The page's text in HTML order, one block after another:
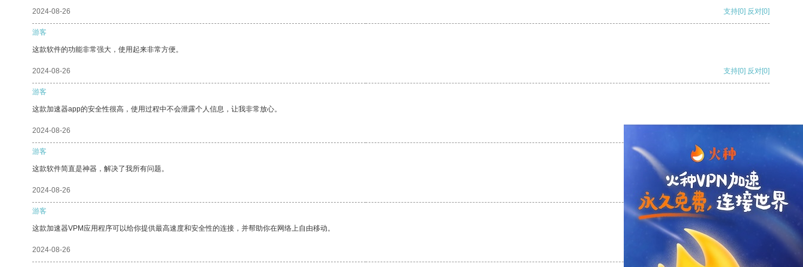
2024-08-26 支持[0] 反对[0]
游客
这款软件的功能非常强大，使用起来非常方便。
2024-08-26 支持[0] 反对[0]
游客
这款加速器app的安全性很高，使用过程中不会泄露个人信息，让我非常放心。
2024-08-26
游客
这款软件简直是神器，解决了我所有问题。
2024-08-26 支持 [0] 反对 [0]
游客
这款加速器VPM应用程序可以给你提供最高速度和安全性的连接，并帮助你在网络上自由移动。
2024-08-26 支持